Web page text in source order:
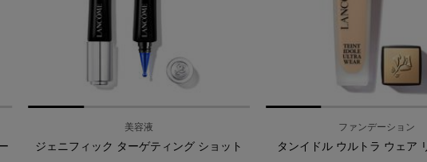
美容液
ジェニフィック ターゲティング ショット​
ファンデーション
タンイドル ウルトラ ウェア